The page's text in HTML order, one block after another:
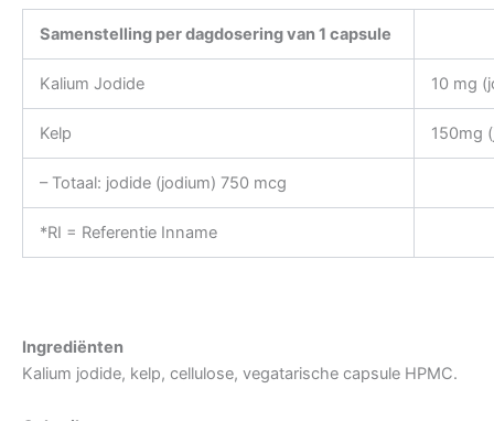
Samenstelling per dagdosering van 1 capsule
Kalium Jodide 10 mg
Kelp 150mg
– Totaal: jodide (jodium) 750 mcg
*RI = Referentie Inname
Ingrediënten
Kalium jodide, kelp, cellulose, vegatarische capsule HPMC.